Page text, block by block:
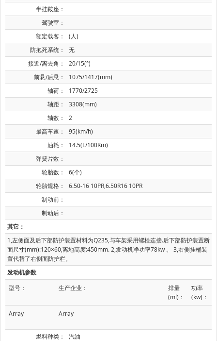
半挂鞍座：
驾驶室：
额定载客：
(人)
防抱死系统：
无
接近/离去角：
20/15(°)
前悬/后悬：
1075/1417(mm)
轴荷：
1770/2725
轴距：
3308(mm)
轴数：
2
最高车速：
95(km/h)
油耗：
14.5(L/100Km)
弹簧片数：
轮胎数：
6(个)
轮胎规格：
6.50-16 10PR,6.50R16 10PR
制动前：
制动后：
其它：
1,左侧面及后下部防护装置材料为Q235,与车架采用螺栓连接.后下部防护装置断
面尺寸(mm):120×60,离地高度:450mm. 2,发动机净功率78kw 。 3,右侧挂桶装
置代替了右侧面防护栏。
发动机参数
型号：
生产企业：
排量
(ml)：
功率
(kw)：
Array
Array
燃料种类：
汽油